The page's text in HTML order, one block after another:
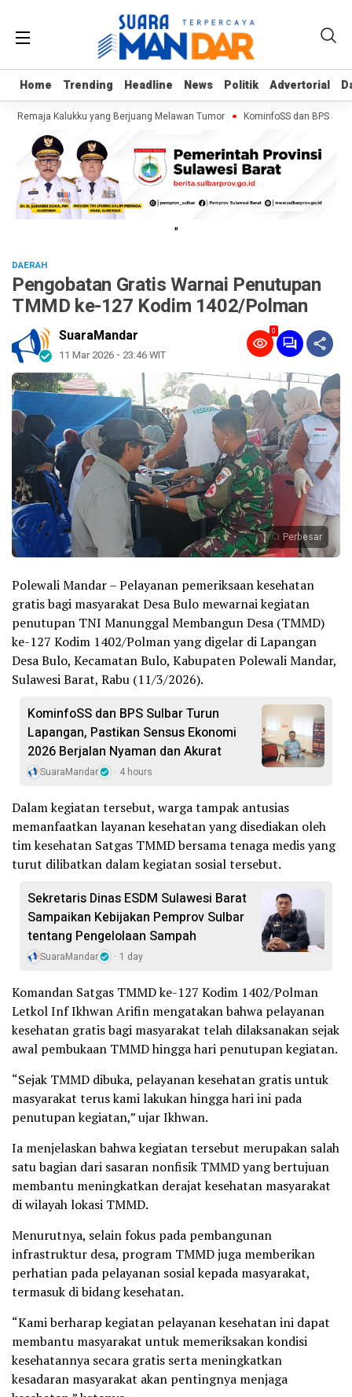
Home Trending Headline News Politik Advertorial
Home Trending Headline News Politik Advertorial
Remaja Kalukku yang Berjuang Melawan Tumor KominfoSS dan BPS
"
DAERAH
Pengobatan Gratis Warnai Penutupan
TMMD ke-127 Kodim 1402/Polman
SuaraMandar
11 Mar 2026 - 23:46 WIT
0
Perbesar
Polewali Mandar – Pelayanan pemeriksaan kesehatan
gratis bagi masyarakat Desa Bulo mewarnai kegiatan
penutupan TNI Manunggal Membangun Desa (TMMD)
ke-127 Kodim 1402/Polman yang digelar di Lapangan
Desa Bulo, Kecamatan Bulo, Kabupaten Polewali Mandar,
Sulawesi Barat, Rabu (11/3/2026).
KominfoSS dan BPS Sulbar Turun
Lapangan, Pastikan Sensus Ekonomi
2026 Berjalan Nyaman dan Akurat
SuaraMandar 4 hours
Dalam kegiatan tersebut, warga tampak antusias
memanfaatkan layanan kesehatan yang disediakan oleh
tim kesehatan Satgas TMMD bersama tenaga medis yang
turut dilibatkan dalam kegiatan sosial tersebut.
Sekretaris Dinas ESDM Sulawesi Barat
Sampaikan Kebijakan Pemprov Sulbar
tentang Pengelolaan Sampah
SuaraMandar 1 day
Komandan Satgas TMMD ke-127 Kodim 1402/Polman
Letkol Inf Ikhwan Arifin mengatakan bahwa pelayanan
kesehatan gratis bagi masyarakat telah dilaksanakan sejak
awal pembukaan TMMD hingga hari penutupan kegiatan.
“Sejak TMMD dibuka, pelayanan kesehatan gratis untuk
masyarakat terus kami lakukan hingga hari ini pada
penutupan kegiatan,” ujar Ikhwan.
Ia menjelaskan bahwa kegiatan tersebut merupakan salah
satu bagian dari sasaran nonfisik TMMD yang bertujuan
membantu meningkatkan derajat kesehatan masyarakat
di wilayah lokasi TMMD.
Menurutnya, selain fokus pada pembangunan
infrastruktur desa, program TMMD juga memberikan
perhatian pada pelayanan sosial kepada masyarakat,
termasuk di bidang kesehatan.
“Kami berharap kegiatan pelayanan kesehatan ini dapat
membantu masyarakat untuk memeriksakan kondisi
kesehatannya secara gratis serta meningkatkan
kesadaran masyarakat akan pentingnya menjaga